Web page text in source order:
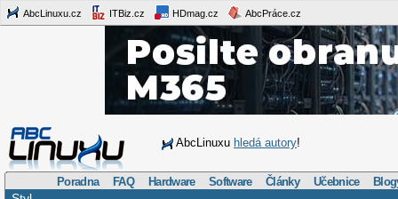
AbcLinuxu.cz ITBiz.cz HDmag.cz AbcPráce.cz
AbcLinuxu hledá autory!
Poradna FAQ Hardware Software Články Učebnice